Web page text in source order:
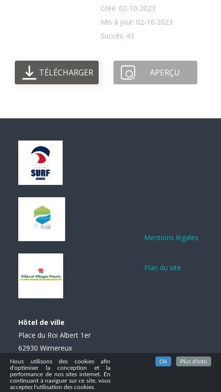
Créé: 02-10-2023
Mis à jour: 02-10-2023
Succès: 43
TÉLÉCHARGER APERÇU
Hôtel de ville
Place du Roi Albert 1er
62930 Wimereux
Tél. : 03 21 99 85 85
Mentions légales
Plan du site
Nous utilisons des cookies afin
d'optimiser la conception et la
performance de nos sites internet. En
continuant à naviguer sur ce site, vous
acceptez l'utilisation des cookies.
Ok Plus d'info